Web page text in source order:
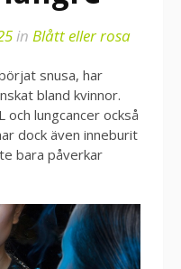
in Blått eller rosa
snusa, har
bland kvinnor.
lungcancer också
dock även inneburit
bara påverkar